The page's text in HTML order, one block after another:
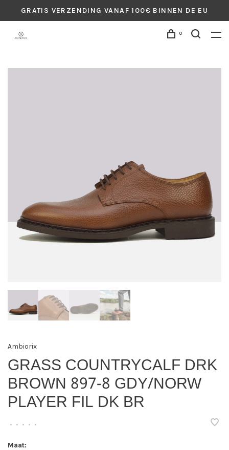
GRATIS VERZENDING VANAF 100€ BINNEN DE EU
0
Ambiorix
GRASS COUNTRYCALF DRK
BROWN 897-8 GDY/NORW
PLAYER FIL DK BR
• • • • •
Maat: